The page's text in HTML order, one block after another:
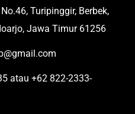
Turipinggir, Berbek,
Jawa Timur 61256
atau +62 822-2333-